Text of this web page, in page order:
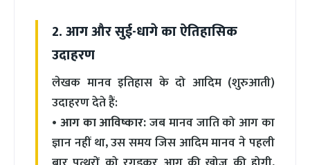
2. आग और सुई-धागे का ऐतिहासिक
उदाहरण
लेखक मानव इतिहास के दो आदिम (शुरुआती)
उदाहरण देते हैं:
• आग का आविष्कार:जब मानव जाति को आग का
ज्ञान नहीं था, उस समय जिस आदिम मानव ने पहली